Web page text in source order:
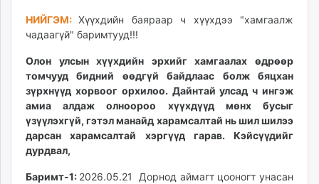
НИЙГЭМ: Хүүхдийн баяраар ч хүүхдээ "хамгаалж
чадаагүй" баримтууд!!!
Олон улсын хүүхдийн эрхийг хамгаалах өдрөөр
томчууд бидний өөдгүй байдлаас болж бяцхан
зүрхнүүд хорвоог орхилоо. Дайнтай улсад ч ингэж
амиа алдаж олноороо хүүхдүүд мөнх бусыг
үзүүлэхгүй, гэтэл манайд харамсалтай нь шил шилээ
дарсан харамсалтай хэргүүд гарав. Кэйсүүдийг
дурдвал,
Баримт-1: 2026.05.21 Дорнод аймагт цооногт унасан